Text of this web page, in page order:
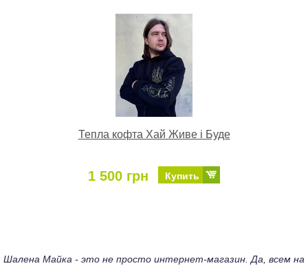
Тепла кофта Хай Живе і Буде
1 500 грн Купить
Шалена Майка - это не просто интернет-магазин. Да, всем на